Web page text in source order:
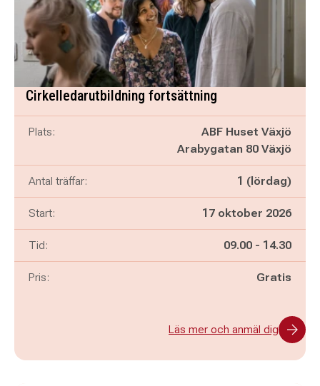
Cirkelledarutbildning fortsättning
Plats:
ABF Huset Växjö
Arabygatan 80 Växjö
Antal träffar: 1 (lördag)
Start: 17 oktober 2026
Tid: Pågår mellan
09.00 - och
14.30
Pris: Gratis
Läs mer och anmäl dig